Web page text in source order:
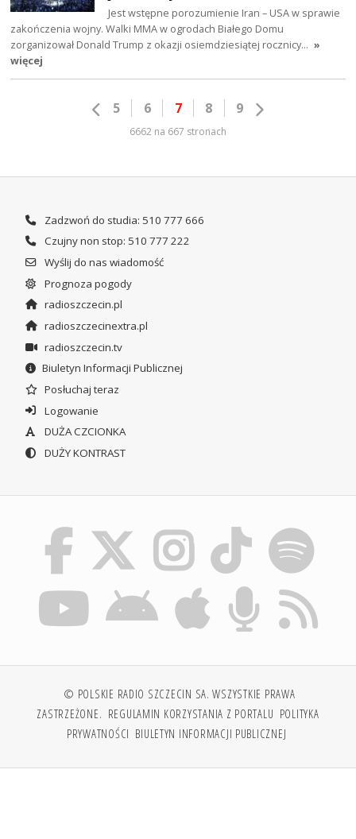
Jest wstępne porozumienie Iran – USA w sprawie
zakończenia wojny. Walki MMA w ogrodach Białego Domu
zorganizował Donald Trump z okazji osiemdziesiątej rocznicy… »
więcej
5 6 7 8 9
6662 na 667 stronach
Zadzwoń do studia: 510 777 666
Czujny non stop: 510 777 222
Wyślij do nas wiadomość
Prognoza pogody
radioszczecin.pl
radioszczecinextra.pl
radioszczecin.tv
Biuletyn Informacji Publicznej
Posłuchaj teraz
Logowanie
DUŻA CZCIONKA
DUŻY KONTRAST
© POLSKIE RADIO SZCZECIN SA. WSZYSTKIE PRAWA
ZASTRZEŻONE. REGULAMIN KORZYSTANIA Z PORTALU POLITYKA
PRYWATNOŚCI BIULETYN INFORMACJI PUBLICZNEJ